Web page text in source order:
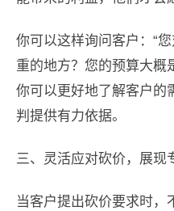
你可以这样询问客户：“
重的地方？您的预算大概
你可以更好地了解客户的
判提供有力依据。
三、灵活应对砍价，展现
当客户提出砍价要求时，